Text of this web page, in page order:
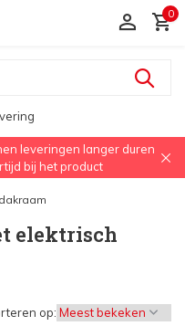
0
leveringen langer duren
bij het product
elektrisch
op: